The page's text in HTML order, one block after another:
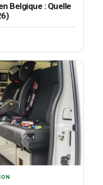
Belgique : Quelle